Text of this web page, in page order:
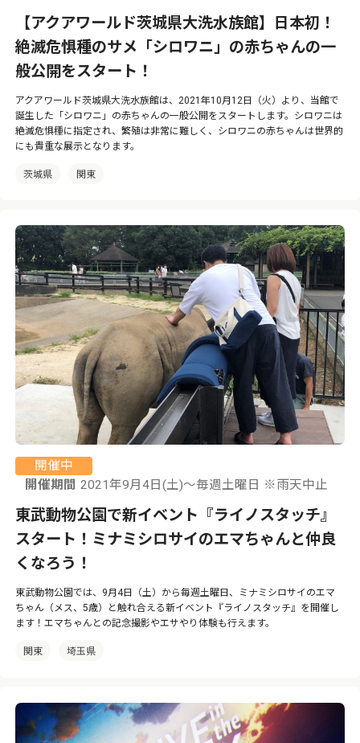
【アクアワールド茨城県大洗水族館】日本初！
絶滅危惧種のサメ「シロワニ」の赤ちゃんの一
般公開をスタート！
アクアワールド茨城県大洗水族館は、2021年10月12日（火）より、当館で
誕生した「シロワニ」の赤ちゃんの一般公開をスタートします。シロワニは
絶滅危惧種に指定され、繁殖は非常に難しく、シロワニの赤ちゃんは世界的
にも貴重な展示となります。
茨城県 関東
開催中
開催期間 2021年9月4日(土)～毎週土曜日 ※雨天中止
東武動物公園で新イベント『ライノスタッチ』
スタート！ミナミシロサイのエマちゃんと仲良
くなろう！
東武動物公園では、9月4日（土）から毎週土曜日、ミナミシロサイのエマ
ちゃん（メス、5歳）と触れ合える新イベント『ライノスタッチ』を開催し
ます！エマちゃんとの記念撮影やエサやり体験も行えます。
関東 埼玉県